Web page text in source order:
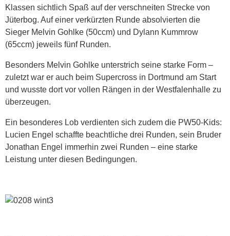
Klassen sichtlich Spaß auf der verschneiten Strecke von
Jüterbog. Auf einer verkürzten Runde absolvierten die
Sieger Melvin Gohlke (50ccm) und Dylann Kummrow
(65ccm) jeweils fünf Runden.
Besonders Melvin Gohlke unterstrich seine starke Form –
zuletzt war er auch beim Supercross in Dortmund am Start
und wusste dort vor vollen Rängen in der Westfalenhalle zu
überzeugen.
Ein besonderes Lob verdienten sich zudem die PW50-Kids:
Lucien Engel schaffte beachtliche drei Runden, sein Bruder
Jonathan Engel immerhin zwei Runden – eine starke
Leistung unter diesen Bedingungen.